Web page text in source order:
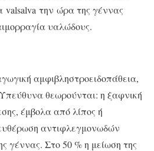
valsalva την ώρα της γέννας
υαλώδους.
αμφιβληστροειδοπάθεια,
θεωρούνται: η ξαφνική
έμβολα από λίπος ή
αντιφλεγμονωδών
γέννας. Στο 50 % η μείωση της